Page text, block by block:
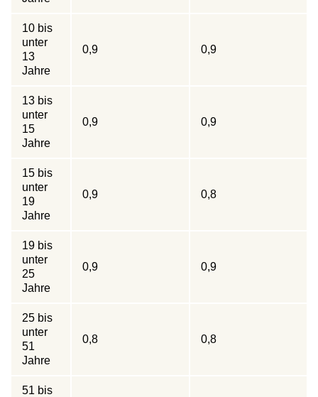
10 bis
unter
13
Jahre
0,9 0,9
13 bis
unter
15
Jahre
0,9 0,9
15 bis
unter
19
Jahre
0,9 0,8
19 bis
unter
25
Jahre
0,9 0,9
25 bis
unter
51
Jahre
0,8 0,8
51 bis